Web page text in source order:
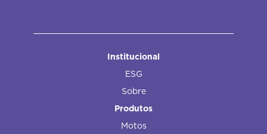
Institucional
ESG
Sobre
Produtos
Motos